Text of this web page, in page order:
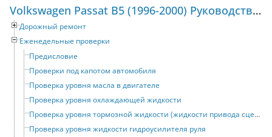
Volkswagen Passat B5 (1996-2000) Руководство по ремонту и техническому обслуживанию
Дорожный ремонт
Еженедельные проверки
Предисловие
Проверки под капотом автомобиля
Проверка уровня масла в двигателе
Проверка уровня охлаждающей жидкости
Проверка уровня тормозной жидкости (жидкости привода сцепления)
Проверка уровня жидкости гидроусилителя руля